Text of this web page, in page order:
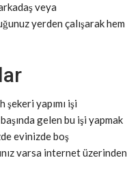
veya
yerden çalışarak hem
yapımı işi
gelen bu işi yapmak
evinizde boş
varsa internet üzerinden